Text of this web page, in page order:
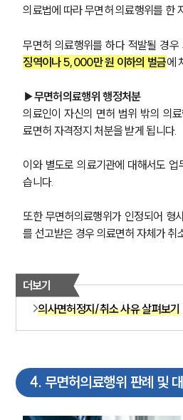
의료법에 따라 무면허 의료행위를 한
무면허 의료행위를 하다 적발될 경우
징역이나 5,000만 원 이하의 벌금에
▶무면허의료행위 행정처분
의료인이 자신의 면허 범위 밖의 의
료면허 자격정지 처분을 받게 됩니다.
이와 별도로 의료기관에 대해서도
습니다.
또한 무면허의료행위가 인정되어 형
를 선고받은 경우 의료면허 자체가 취
더보기
의사면허정지/취소 사유 살펴보기
4. 무면허의료행위 판례 및